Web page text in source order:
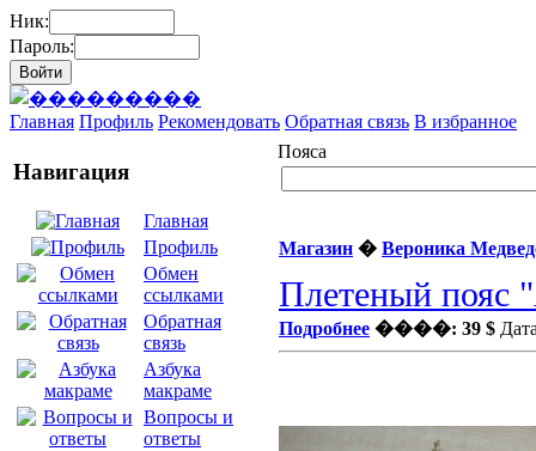
Ник:
Пароль:
Главная Профиль Рекомендовать Обратная связь В избранное
Навигация
Главная
Профиль
Обмен
ссылками
Обратная
связь
Азбука
макраме
Вопросы и
ответы
Пояса
Магазин � Вероника
Плетеный пояс
Подробнее ����: 39 $